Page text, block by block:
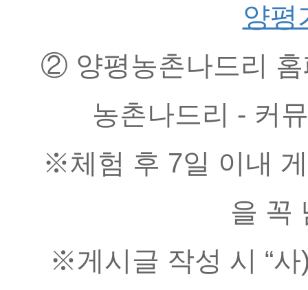
양평
② 양평농촌나드리
농촌나드리 - 커
※체험 후 7일 이내
을 꼭
※게시글 작성 시 “